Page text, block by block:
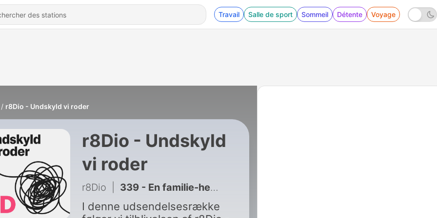
Travail Salle de sport Sommeil Détente Voyage
r8Dio - Undskyld vi roder
r8Dio - Undskyld
vi roder
r8Dio 339 - En familie-hemmelighed
I denne udsendelsesrække